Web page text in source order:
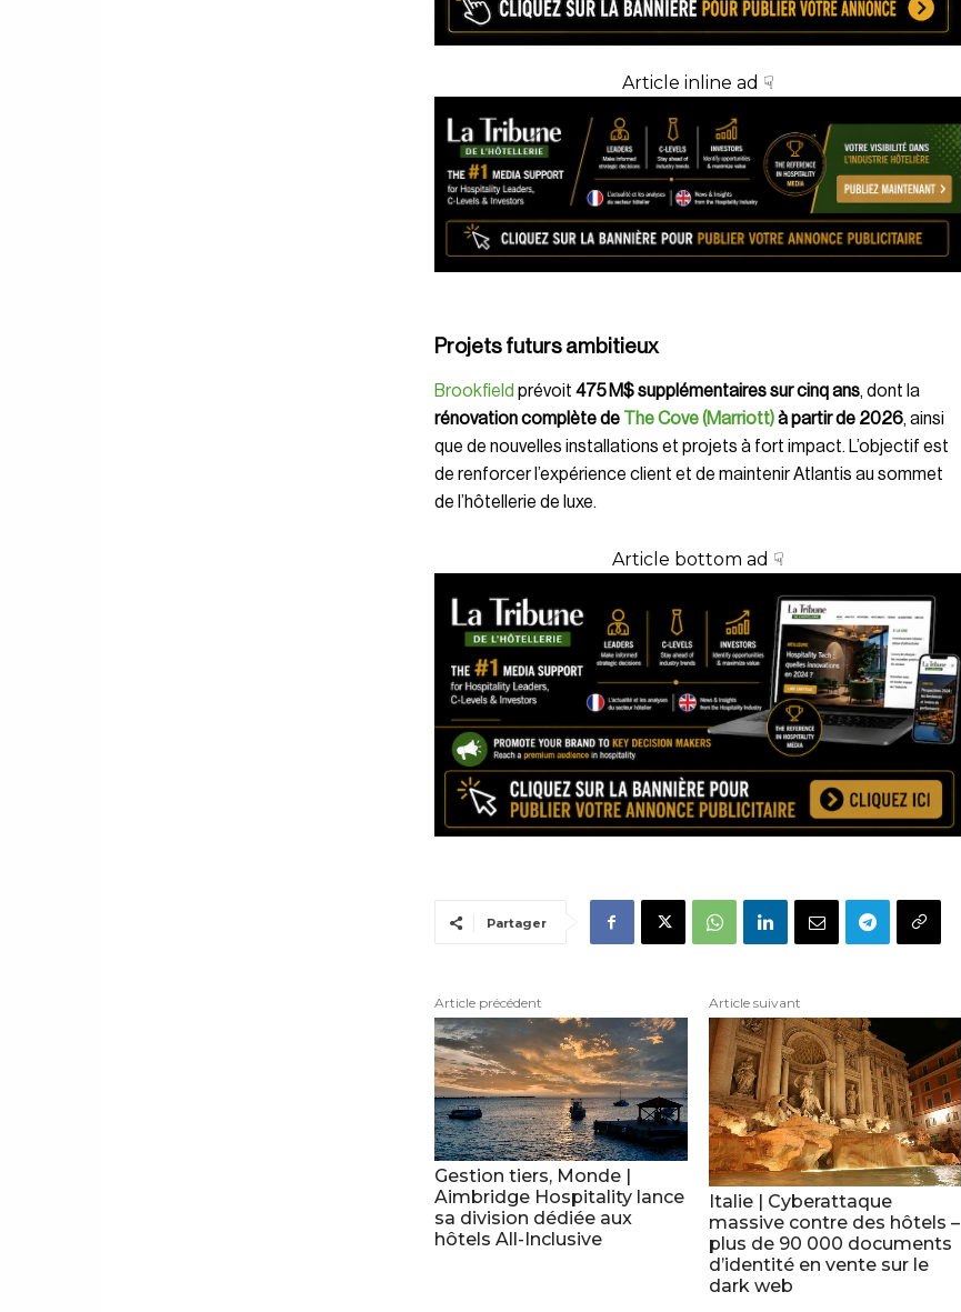
Article inline ad ☟
Projets futurs ambitieux
Brookfield prévoit 475 M$ supplémentaires sur cinq ans, dont la
rénovation complète de The Cove (Marriott)à partir de 2026, ainsi
que de nouvelles installations et projets à fort impact. L’objectif est
de renforcer l’expérience client et de maintenir Atlantis au sommet
de l’hôtellerie de luxe.
Article bottom ad ☟
Partager
Article précédent
Gestion tiers, Monde |
Aimbridge Hospitality lance
sa division dédiée aux
hôtels All-Inclusive
Article suivant
Italie | Cyberattaque
massive contre des hôtels –
plus de 90 000 documents
d’identité en vente sur le
dark web